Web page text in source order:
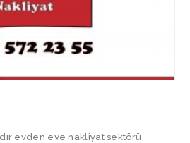
evden eve nakliyat sektörü